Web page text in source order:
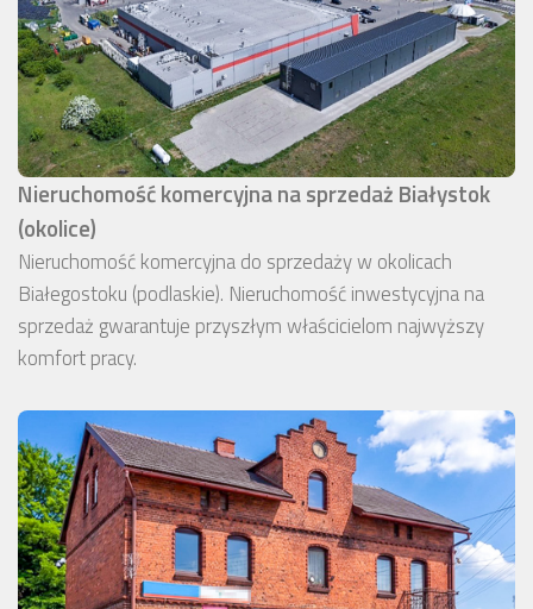
Nieruchomość komercyjna na sprzedaż Białystok
(okolice)
Nieruchomość komercyjna do sprzedaży w okolicach
Białegostoku (podlaskie). Nieruchomość inwestycyjna na
sprzedaż gwarantuje przyszłym właścicielom najwyższy
komfort pracy.